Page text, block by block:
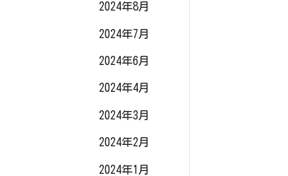
2024年8月
2024年7月
2024年6月
2024年4月
2024年3月
2024年2月
2024年1月